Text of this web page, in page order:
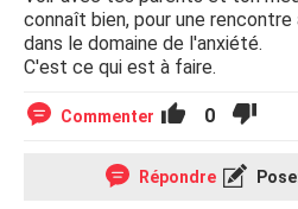
connaît bien, pour une
dans le domaine de l'anxiété.
C'est ce qui est à faire.
Commenter 0
Répondre